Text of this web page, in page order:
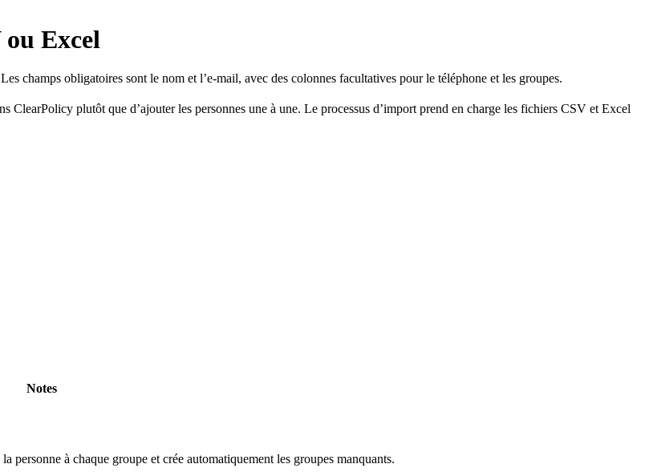
Excel
champs obligatoires sont le nom et l’e-mail, avec des colonnes facultatives pour le téléphone et les groupes.
ClearPolicy plutôt que d’ajouter les personnes une à une. Le processus d’import prend en charge les fichiers CSV et Excel
Notes
personne à chaque groupe et crée automatiquement les groupes manquants.